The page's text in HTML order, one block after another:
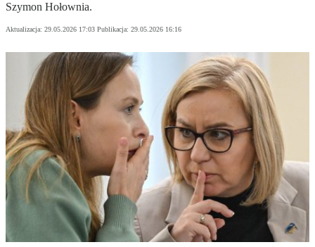
Szymon Hołownia.
Aktualizacja: 29.05.2026 17:03 Publikacja: 29.05.2026 16:16